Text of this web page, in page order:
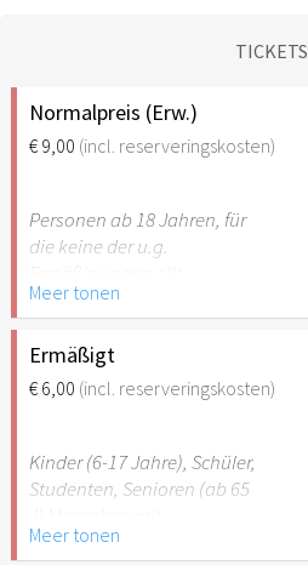
TICKETS
Normalpreis (Erw.)
€ 9,00 (incl. reserveringskosten)
Personen ab 18 Jahren, für
die keine der u.g.
Meer tonen
Ermäßigt
€ 6,00 (incl. reserveringskosten)
Kinder (6-17 Jahre), Schüler,
Studenten, Senioren (ab 65
Behinderung (ab 50%),
Meer tonen